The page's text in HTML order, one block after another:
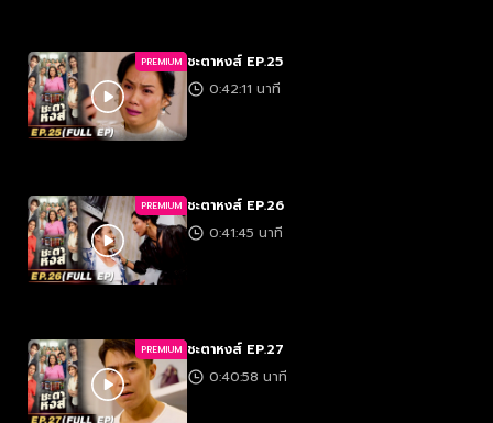
PREMIUM ชะตาหงส์ EP.25
0:42:11 นาที
PREMIUM ชะตาหงส์ EP.26
0:41:45 นาที
PREMIUM ชะตาหงส์ EP.27
0:40:58 นาที